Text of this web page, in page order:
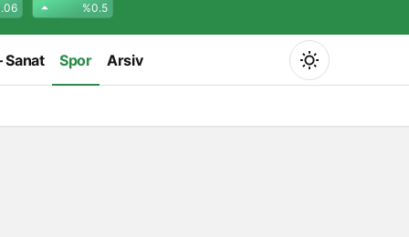
%0.5
Sanat Spor Arsiv
Mod
değiştir